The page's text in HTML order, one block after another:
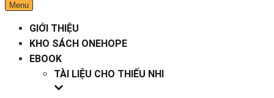
Menu
GIỚI THIỆU
KHO SÁCH ONEHOPE
EBOOK
TÀI LIỆU CHO THIẾU NHI